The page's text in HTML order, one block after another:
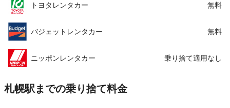
トヨタレンタカー 無料
バジェットレンタカー 無料
ニッポンレンタカー 乗り捨て適用なし
札幌駅までの乗り捨て料金